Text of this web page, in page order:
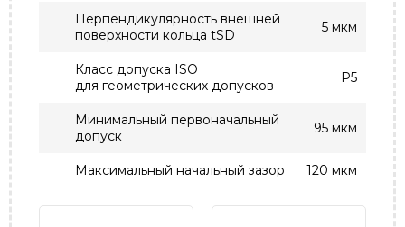
Перпендикулярность внешней
поверхности кольца tSD
5 мкм
Класс допуска ISO
для геометрических допусков
P5
Минимальный первоначальный
допуск
95 мкм
Максимальный начальный зазор 120 мкм